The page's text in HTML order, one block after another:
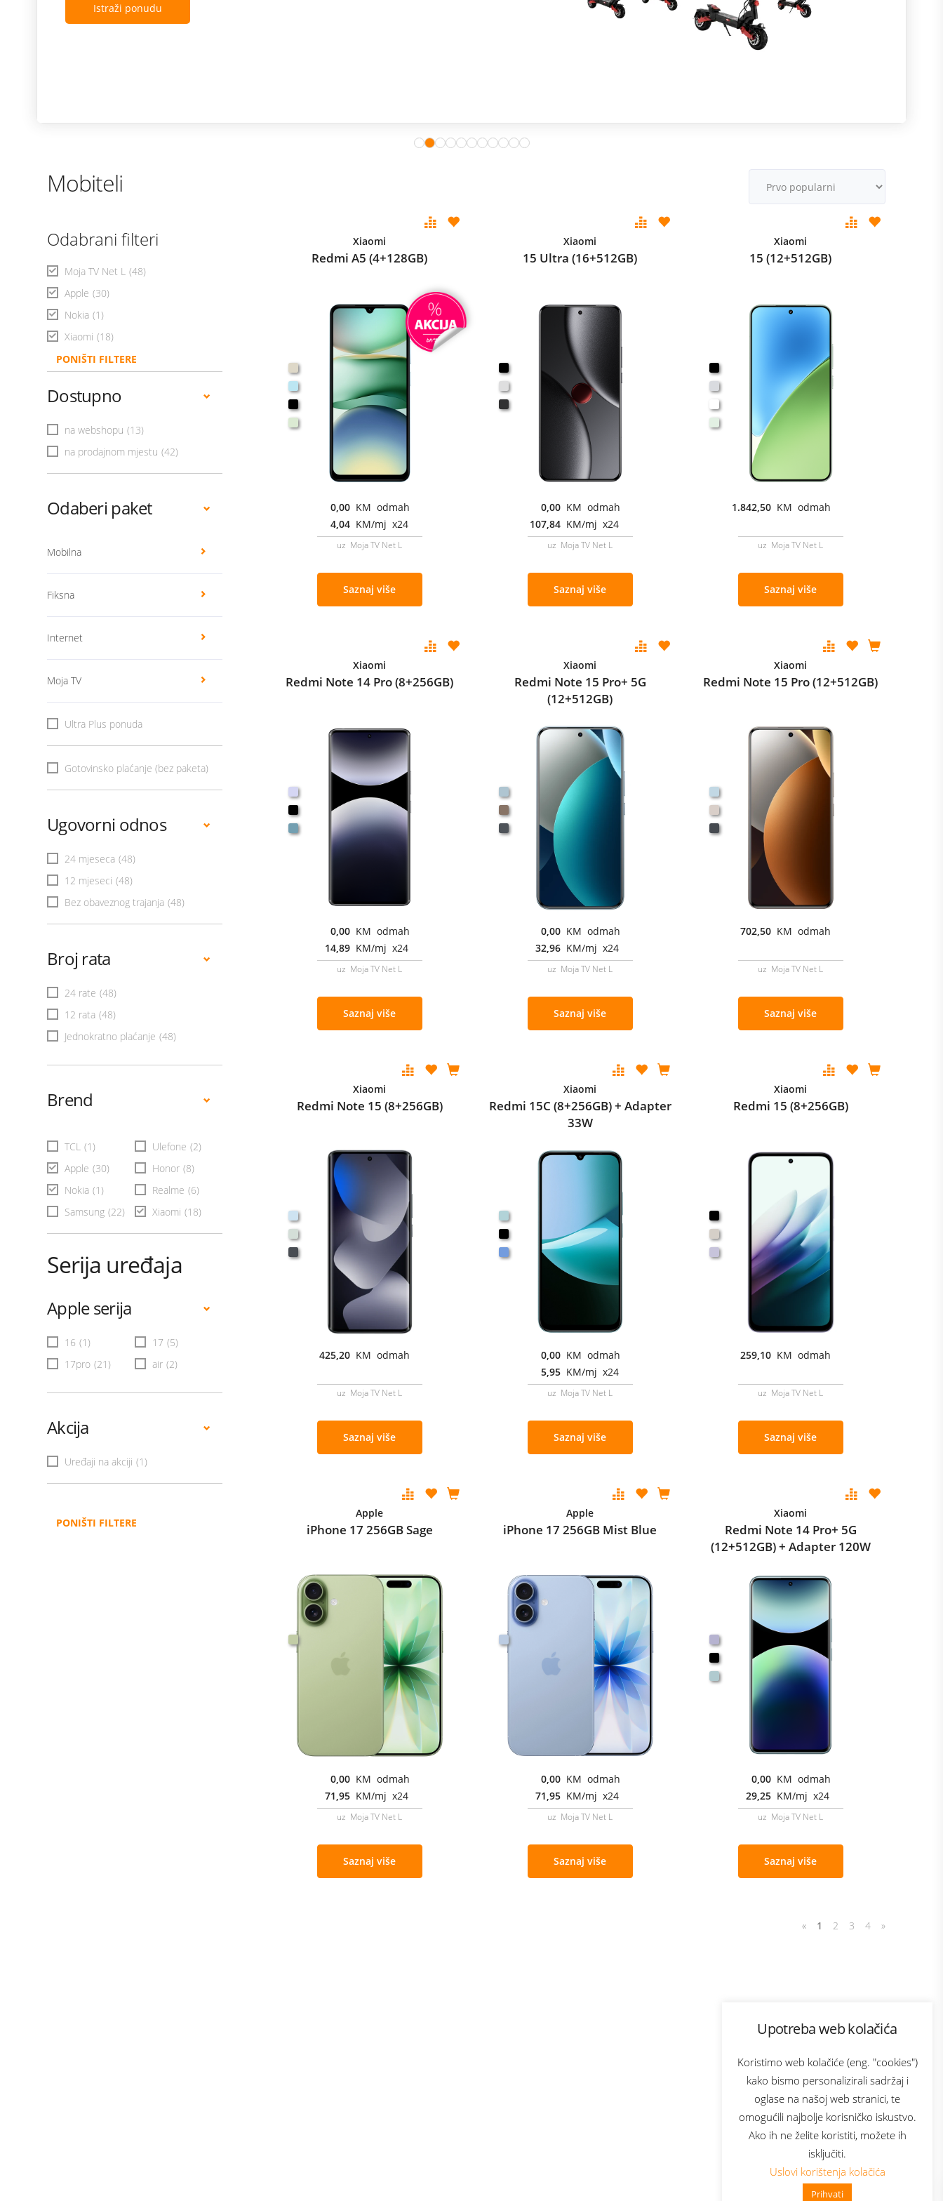
Upotreba web kolačića
Koristimo web kolačiće (eng. "cookies")
kako bismo personalizirali sadržaj i
oglase na našoj web stranici, te
omogućili najbolje korisničko iskustvo.
Ako ih ne želite koristiti, možete ih
isključiti.
Uslovi korištenja kolačića
Prihvati
👋 Zdravo, kako mogu pomoći?
Istraži ponudu
Mobiteli
Odabrani filteri
Moja TV Net L (48)
Apple (30)
Nokia (1)
Xiaomi (18)
PONIŠTI FILTERE
Dostupno
na webshopu (13)
na prodajnom mjestu (42)
Odaberi paket
Mobilna
Fiksna
Internet
Moja TV
Ultra Plus ponuda
Gotovinsko plaćanje (bez paketa)
Ugovorni odnos
24 mjeseca (48)
12 mjeseci (48)
Bez obaveznog trajanja (48)
Broj rata
24 rate (48)
12 rata (48)
Jednokratno plaćanje (48)
Brend
TCL (1) Ulefone (2)
Apple (30) Honor (8)
Nokia (1) Realme (6)
Samsung (22) Xiaomi (18)
Serija uređaja
Apple serija
16 (1) 17 (5)
17pro (21) air (2)
Akcija
Uređaji na akciji (1)
PONIŠTI FILTERE
Xiaomi
Redmi A5 (4+128GB)
0,00 KM odmah
4,04 KM/mj x24
uz Moja TV Net L
Saznaj više
Xiaomi
15 Ultra (16+512GB)
0,00 KM odmah
107,84 KM/mj x24
uz Moja TV Net L
Saznaj više
Xiaomi
15 (12+512GB)
1.842,50 KM odmah
uz Moja TV Net L
Saznaj više
Xiaomi
Redmi Note 14 Pro (8+256GB)
0,00 KM odmah
14,89 KM/mj x24
uz Moja TV Net L
Saznaj više
Xiaomi
Redmi Note 15 Pro+ 5G
(12+512GB)
0,00 KM odmah
32,96 KM/mj x24
uz Moja TV Net L
Saznaj više
Xiaomi
Redmi Note 15 Pro (12+512GB)
702,50 KM odmah
uz Moja TV Net L
Saznaj više
Xiaomi
Redmi Note 15 (8+256GB)
425,20 KM odmah
uz Moja TV Net L
Saznaj više
Xiaomi
Redmi 15C (8+256GB) + Adapter
33W
0,00 KM odmah
5,95 KM/mj x24
uz Moja TV Net L
Saznaj više
Xiaomi
Redmi 15 (8+256GB)
259,10 KM odmah
uz Moja TV Net L
Saznaj više
Apple
iPhone 17 256GB Sage
0,00 KM odmah
71,95 KM/mj x24
uz Moja TV Net L
Saznaj više
Apple
iPhone 17 256GB Mist Blue
0,00 KM odmah
71,95 KM/mj x24
uz Moja TV Net L
Saznaj više
Xiaomi
Redmi Note 14 Pro+ 5G
(12+512GB) + Adapter 120W
0,00 KM odmah
29,25 KM/mj x24
uz Moja TV Net L
Saznaj više
« 1 2 3 4 »
Bonus plus
Prijava za newsletter